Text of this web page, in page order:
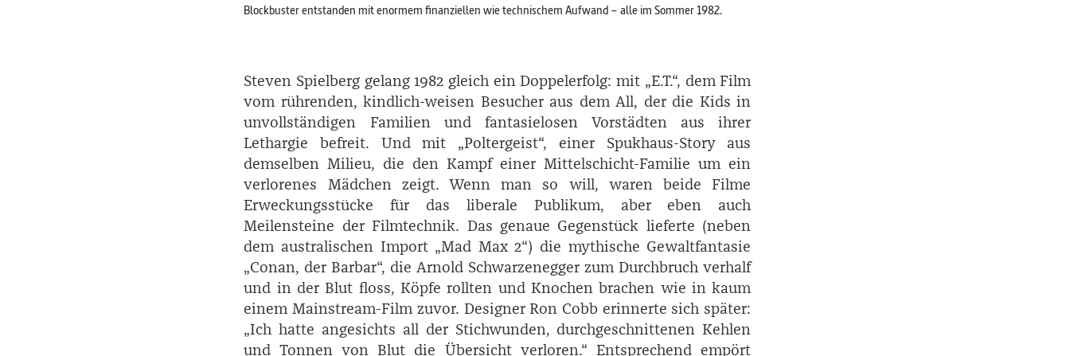
Blockbuster entstanden mit enormem finanziellen wie technischem Aufwand – alle im Sommer 1982.
Steven Spielberg gelang 1982 gleich ein Doppelerfolg: mit „E.T.“, dem Film
vom rührenden, kindlich-weisen Besucher aus dem All, der die Kids in
unvollständigen Familien und fantasielosen Vorstädten aus ihrer
Lethargie befreit. Und mit „Poltergeist“, einer Spukhaus-Story aus
demselben Milieu, die den Kampf einer Mittelschicht-Familie um ein
verlorenes Mädchen zeigt. Wenn man so will, waren beide Filme
Erweckungsstücke für das liberale Publikum, aber eben auch
Meilensteine der Filmtechnik. Das genaue Gegenstück lieferte (neben
dem australischen Import „Mad Max 2“) die mythische Gewaltfantasie
„Conan, der Barbar“, die Arnold Schwarzenegger zum Durchbruch verhalf
und in der Blut floss, Köpfe rollten und Knochen brachen wie in kaum
einem Mainstream-Film zuvor. Designer Ron Cobb erinnerte sich später:
„Ich hatte angesichts all der Stichwunden, durchgeschnittenen Kehlen
und Tonnen von Blut die Übersicht verloren.“ Entsprechend empört